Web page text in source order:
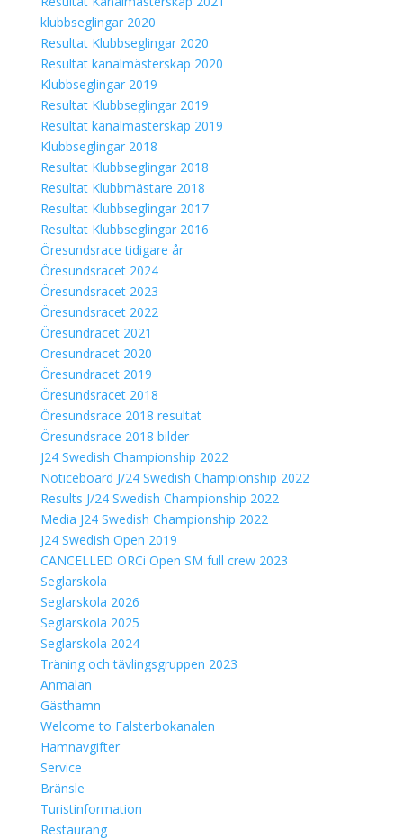
klubbseglingar 2020
Resultat Klubbseglingar 2020
Resultat kanalmästerskap 2020
Klubbseglingar 2019
Resultat Klubbseglingar 2019
Resultat kanalmästerskap 2019
Klubbseglingar 2018
Resultat Klubbseglingar 2018
Resultat Klubbmästare 2018
Resultat Klubbseglingar 2017
Resultat Klubbseglingar 2016
Öresundsrace tidigare år
Öresundsracet 2024
Öresundsracet 2023
Öresundsracet 2022
Öresundracet 2021
Öresundracet 2020
Öresundracet 2019
Öresundsracet 2018
Öresundsrace 2018 resultat
Öresundsrace 2018 bilder
J24 Swedish Championship 2022
Noticeboard J/24 Swedish Championship 2022
Results J/24 Swedish Championship 2022
Media J24 Swedish Championship 2022
J24 Swedish Open 2019
CANCELLED ORCi Open SM full crew 2023
Seglarskola
Seglarskola 2026
Seglarskola 2025
Seglarskola 2024
Träning och tävlingsgruppen 2023
Anmälan
Gästhamn
Welcome to Falsterbokanalen
Hamnavgifter
Service
Bränsle
Turistinformation
Restaurang